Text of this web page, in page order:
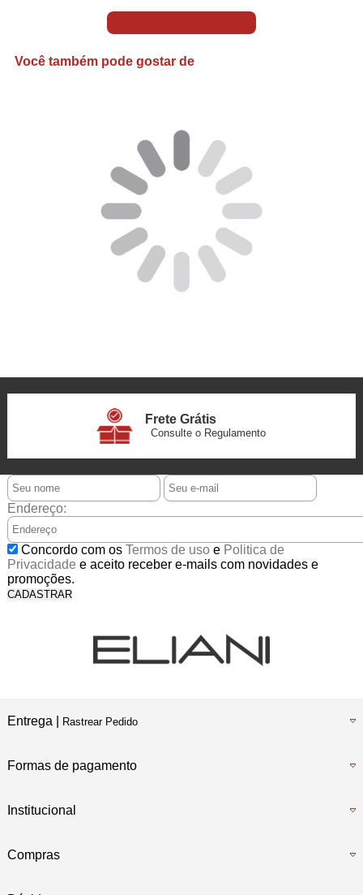
Você também pode gostar de
Frete Grátis
Consulte o Regulamento
6x Sem Juros
no Cartão
5% Desconto
No Pix
Endereço:
Concordo com os Termos de usoe Politica de
Privacidade e aceito receber e-mails com novidades e
promoções.
CADASTRAR
Entrega | Rastrear Pedido
Formas de pagamento
Institucional
Compras